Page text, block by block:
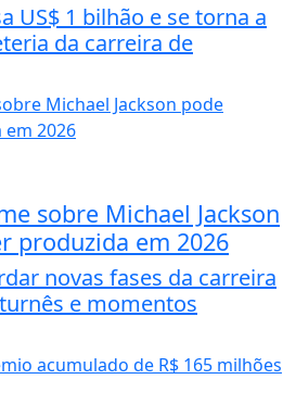
US$ 1 bilhão e se torna a
da carreira de
sobre Michael Jackson
produzida em 2026
novas fases da carreira
e momentos